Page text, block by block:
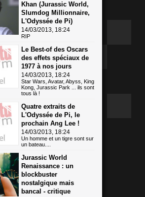
Khan (Jurassic World,
Slumdog Millionnaire,
L'Odyssée de Pi)
14/03/2013, 18:24
RIP
Le Best-of des Oscars
des effets spéciaux de
1977 à nos jours
14/03/2013, 18:24
Star Wars, Avatar, Abyss, King
Kong, Jurassic Park ... ils sont
tous là !
Quatre extraits de
L'Odyssée de Pi, le
prochain Ang Lee !
14/03/2013, 18:24
Un homme et un tigre sont sur
un bateau....
Jurassic World
Renaissance : un
blockbuster
nostalgique mais
bancal - critique